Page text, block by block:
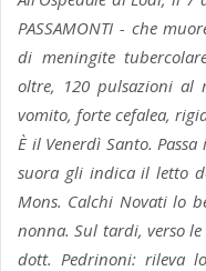
PASSAMONTI - che
di meningite
oltre, 120 pulsazioni al
vomito, forte cefalea,
È il Venerdì Santo.
suora gli indica il letto
Mons. Calchi Novati lo
nonna. Sul tardi, verso
dott. Pedrinoni: rileva